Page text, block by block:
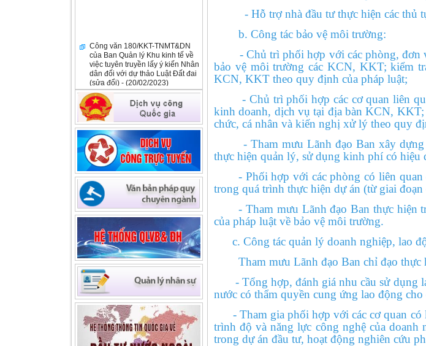
của Ban Quản lý Khu kinh tế về
việc tuyên truyền lấy ý kiến Nhân
dân đối với dự thảo Luật Đất đai
(sửa đổi) - (20/02/2023)
Quyết định số 278/QĐ-UBND
ngày 14/02/2023 - (14/02/2023)
Công văn số 98/KKT-TNMT&DN
ngày 03/02/2023 - (03/02/2023)
Quyết định số 3451/QĐ-UBND
ngày 09/12/2022 - (09/12/2022)
Công văn số 180/QDNNVV-
NVCV ngày 27/9/2022 V/v thông
tin hỗ trợ tài chính đối với DNNVV
của Quỹ Phát triển DNNVV -
(27/09/2022)
- Hỗ trợ nhà đầu tư thực hiện các thủ
b. Công tác bảo vệ môi trường:
- Chủ trì phối hợp với các phòng, đơn vị
bảo vệ môi trường các KCN, KKT; kiểm
KCN, KKT theo quy định của pháp luật;
- Chủ trì phối hợp các cơ quan liên
kinh doanh, dịch vụ tại địa bàn KCN,
chức, cá nhân và kiến nghị xử lý theo quy
- Tham mưu Lãnh đạo Ban xây dựng
thực hiện quản lý, sử dụng kinh phí có hiệu
- Phối hợp với các phòng có liên quan
trong quá trình thực hiện dự án (từ giai
- Tham mưu Lãnh đạo Ban thực hiện
của pháp luật về bảo vệ môi trường.
c. Công tác quản lý doanh nghiệp, lao
Tham mưu Lãnh đạo Ban chỉ đạo thực
- Tổng hợp, đánh giá nhu cầu sử dụng
nước có thẩm quyền cung ứng lao động
- Tham gia phối hợp với các cơ quan có
trình độ và năng lực công nghệ của doanh
trong dự án đầu tư, hoạt động nghiên cứu